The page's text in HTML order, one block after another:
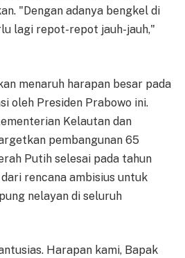
"Dengan adanya bengkel di
lagi repot-repot jauh-jauh,"
menaruh harapan besar pada
oleh Presiden Prabowo ini.
Kelautan dan
pembangunan 65
Putih selesai pada tahun
rencana ambisius untuk
nelayan di seluruh
Harapan kami, Bapak